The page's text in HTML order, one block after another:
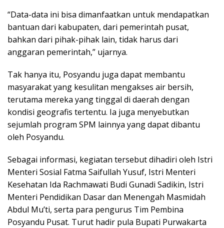
“Data-data ini bisa dimanfaatkan untuk mendapatkan
bantuan dari kabupaten, dari pemerintah pusat,
bahkan dari pihak-pihak lain, tidak harus dari
anggaran pemerintah,” ujarnya.
Tak hanya itu, Posyandu juga dapat membantu
masyarakat yang kesulitan mengakses air bersih,
terutama mereka yang tinggal di daerah dengan
kondisi geografis tertentu. Ia juga menyebutkan
sejumlah program SPM lainnya yang dapat dibantu
oleh Posyandu.
Sebagai informasi, kegiatan tersebut dihadiri oleh Istri
Menteri Sosial Fatma Saifullah Yusuf, Istri Menteri
Kesehatan Ida Rachmawati Budi Gunadi Sadikin, Istri
Menteri Pendidikan Dasar dan Menengah Masmidah
Abdul Mu’ti, serta para pengurus Tim Pembina
Posyandu Pusat. Turut hadir pula Bupati Purwakarta